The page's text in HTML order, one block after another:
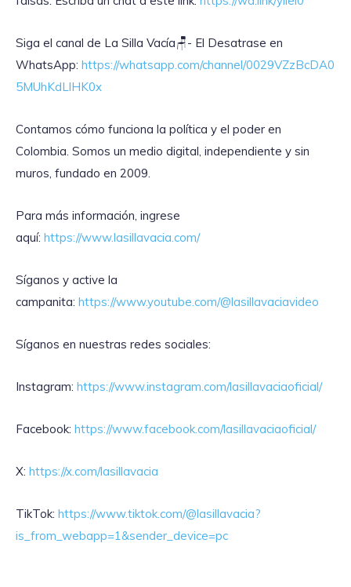
‎Siga el canal de La Silla Vacía🪑- El Desatrase en
WhatsApp: https://whatsapp.com/channel/0029VZzBcDA0
5MUhKdLlHK0x
Contamos cómo funciona la política y el poder en
Colombia. Somos un medio digital, independiente y sin
muros, fundado en 2009.
Para más información, ingrese
aquí: https://www.lasillavacia.com/
Síganos y active la
campanita: https://www.youtube.com/@lasillavaciavideo
Síganos en nuestras redes sociales:
Instagram: https://www.instagram.com/lasillavaciaoficial/
Facebook: https://www.facebook.com/lasillavaciaoficial/
X: https://x.com/lasillavacia
TikTok: https://www.tiktok.com/@lasillavacia?
is_from_webapp=1&sender_device=pc